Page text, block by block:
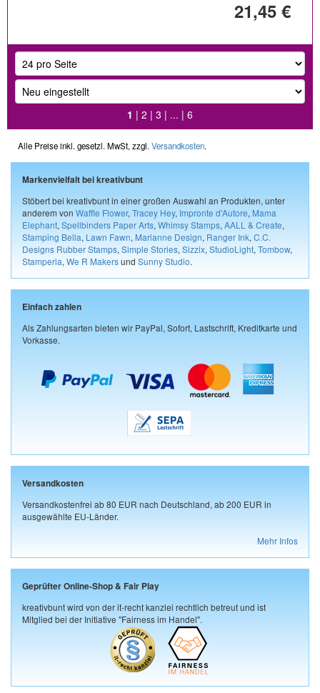
21,45 €
1 | 2 | 3 | ... | 6
Alle Preise inkl. gesetzl. MwSt, zzgl. Versandkosten.
Markenvielfalt bei kreativbunt
Stöbert bei kreativbunt in einer großen Auswahl an Produkten, unter
anderem von Waffle Flower, Tracey Hey, Impronte d'Autore, Mama
Elephant, Spellbinders Paper Arts, Whimsy Stamps, AALL & Create,
Stamping Bella, Lawn Fawn, Marianne Design, Ranger Ink, C.C.
Designs Rubber Stamps, Simple Stories, Sizzix, StudioLight, Tombow,
Stamperia, We R Makersund Sunny Studio.
Einfach zahlen
Als Zahlungsarten bieten wir PayPal, Sofort, Lastschrift, Kreditkarte und
Vorkasse.
Versandkosten
Versandkostenfrei ab 80 EUR nach Deutschland, ab 200 EUR in
ausgewählte EU-Länder.
Mehr Infos
Geprüfter Online-Shop & Fair Play
kreativbunt wird von der it-recht kanzlei rechtlich betreut und ist
Mitglied bei der Initiative "Fairness im Handel".